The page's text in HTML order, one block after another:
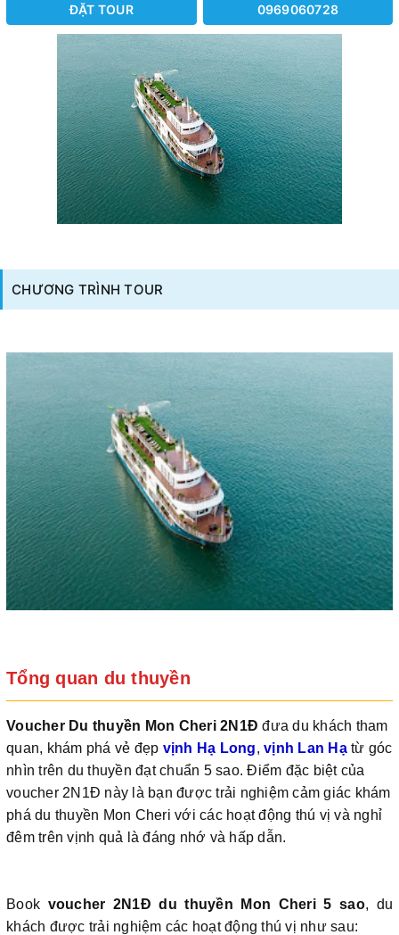
CHƯƠNG TRÌNH TOUR
Tổng quan du thuyền
Voucher Du thuyền Mon Cheri 2N1Đ đưa du khách tham
quan, khám phá vẻ đẹp vịnh Hạ Long, vịnh Lan Hạtừ góc
nhìn trên du thuyền đạt chuẩn 5 sao. Điểm đặc biệt của
voucher 2N1Đ này là bạn được trải nghiệm cảm giác khám
phá du thuyền Mon Cheri với các hoạt động thú vị và nghỉ
đêm trên vịnh quả là đáng nhớ và hấp dẫn.
Book voucher 2N1Đ du thuyền Mon Cheri 5 sao, du
khách được trải nghiệm các hoạt động thú vị như sau:
ĐẶT TOUR 0969060728